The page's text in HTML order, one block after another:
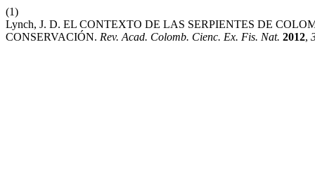
(1)
Lynch, J. D. EL CONTEXTO DE LAS SERPIENTES DE
CONSERVACIÓN. Rev. Acad. Colomb. Cienc. Ex. Fis. Nat. 2012,